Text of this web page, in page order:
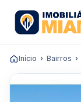
Início Bairros